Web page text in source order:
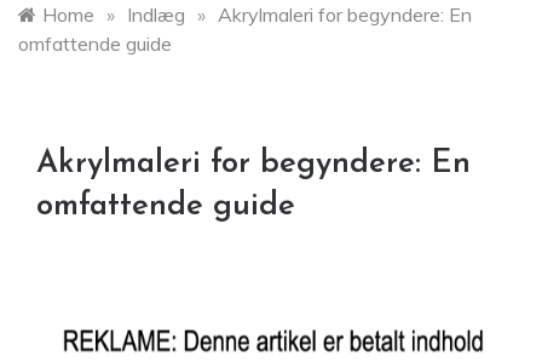
Home » Indlæg » Akrylmaleri for begyndere: En
omfattende guide
Akrylmaleri for begyndere: En
omfattende guide